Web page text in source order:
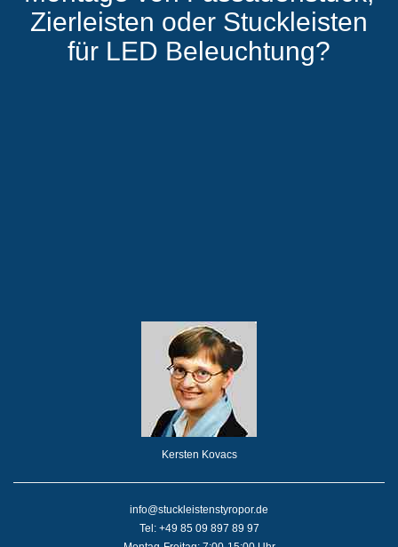
Zierleisten oder Stuckleisten
für LED Beleuchtung?
Kersten Kovacs
info@stuckleistenstyropor.de
Tel: +49 85 09 897 89 97